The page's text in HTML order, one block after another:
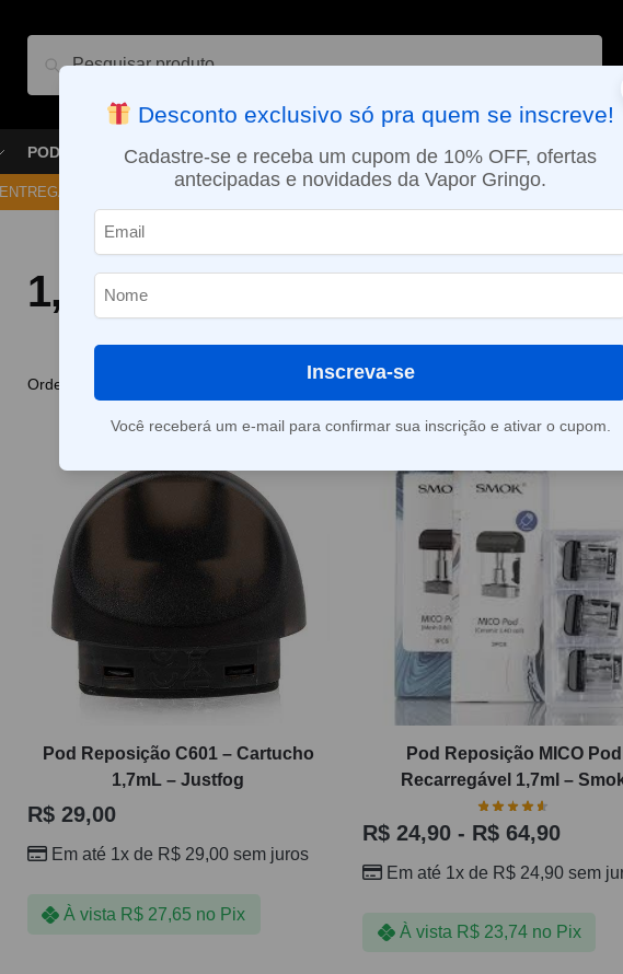
Pesquisar
PODS VAPORIZADOR DE ERVAS E-LIQUÍDOS NICOTINA ORAL
ENTREGA NO MESMO DIA EM SÃO PAULO (SEG A SEX): PEDIDOS APROVADOS ATÉ 15:30
1,7ml
Mostrando todos os 2 resultados
Pod Reposição C601 – Cartucho
1,7mL – Justfog
R$29,00
Em até 1x de R$29,00sem juros
À vista R$ 27,65 no Pix
Pod Reposição MICO Pod
Recarregável 1,7ml –
R$24,90 - R$64,90
Em até 1x de R$24,90sem
À vista R$23,74 no Pix
Desconto exclusivo só pra quem se inscreve!
Cadastre-se e receba um cupom de 10% OFF, ofertas
antecipadas e novidades da Vapor Gringo.
Inscreva-se
Você receberá um e-mail para confirmar sua inscrição e ativar o cupom.